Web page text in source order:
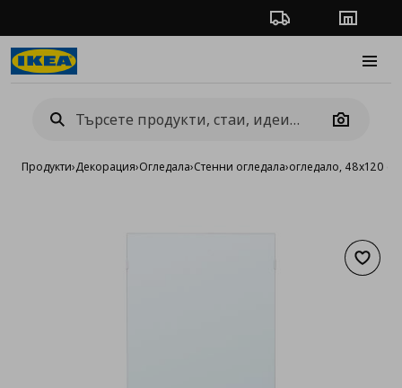
Проследяване на
Camera
Продукти›Декорация›Огледала›Стенни огледала›огледало, 48x120 см